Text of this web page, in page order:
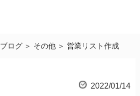
ブログ その他 営業リスト作成
2022/01/14